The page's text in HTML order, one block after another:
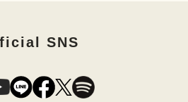
SNS